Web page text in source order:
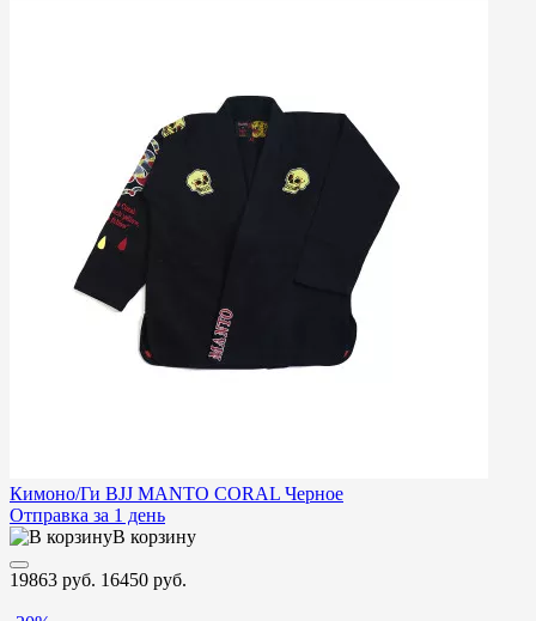
Кимоно/Ги BJJ MANTO CORAL Черное
Отправка за 1 день
В корзину
19863 руб. 16450 руб.